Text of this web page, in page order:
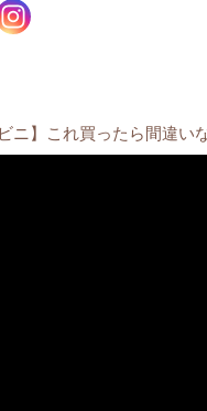
ニ】これ買ったら間違